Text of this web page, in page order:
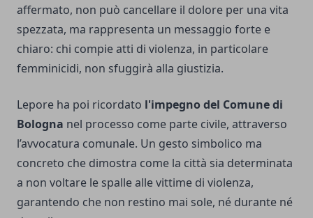
affermato, non può cancellare il dolore per una vita
spezzata, ma rappresenta un messaggio forte e
chiaro: chi compie atti di violenza, in particolare
femminicidi, non sfuggirà alla giustizia.
Lepore ha poi ricordato l'impegno del Comune di
Bologna nel processo come parte civile, attraverso
l’avvocatura comunale. Un gesto simbolico ma
concreto che dimostra come la città sia determinata
a non voltare le spalle alle vittime di violenza,
garantendo che non restino mai sole, né durante né